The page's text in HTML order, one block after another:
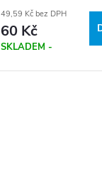
49,59 Kč bez DPH
60 Kč
SKLADEM -